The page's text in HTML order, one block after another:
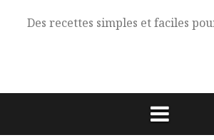
Des recettes simples et faciles